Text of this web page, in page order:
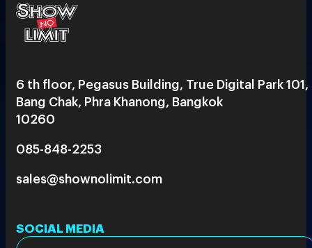
6 th floor, Pegasus Building, True Digital Park 101,
Bang Chak, Phra Khanong, Bangkok
10260
085-848-2253
sales@shownolimit.com
SOCIAL MEDIA